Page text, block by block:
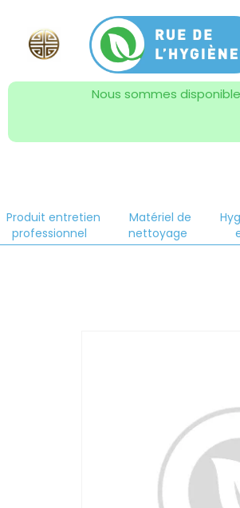
Nous sommes
Produit entretien
professionnel
Matériel de
nettoyage